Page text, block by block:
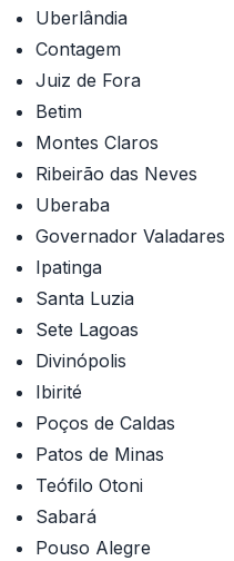
Uberlândia
Contagem
Juiz de Fora
Betim
Montes Claros
Ribeirão das Neves
Uberaba
Governador Valadares
Ipatinga
Santa Luzia
Sete Lagoas
Divinópolis
Ibirité
Poços de Caldas
Patos de Minas
Teófilo Otoni
Sabará
Pouso Alegre